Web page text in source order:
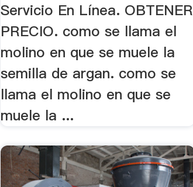
Servicio En Línea. OBTENER
PRECIO. como se llama el
molino en que se muele la
semilla de argan. como se
llama el molino en que se
muele la ...